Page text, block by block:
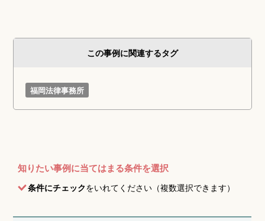
この事例に関連するタグ
福岡法律事務所
知りたい事例に当てはまる条件を選択
条件にチェックをいれてください（複数選択できます）